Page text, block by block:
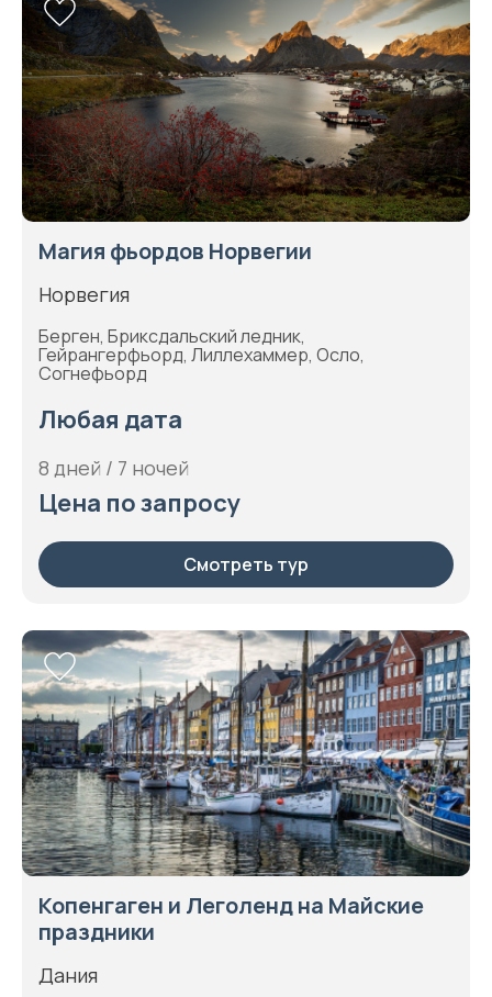
Магия фьордов Норвегии
Норвегия
Берген, Бриксдальский ледник,
Гейрангерфьорд, Лиллехаммер, Осло,
Согнефьорд
Любая дата
8 дней / 7 ночей
Цена по запросу
Смотреть тур
Копенгаген и Леголенд на Майские
праздники
Дания